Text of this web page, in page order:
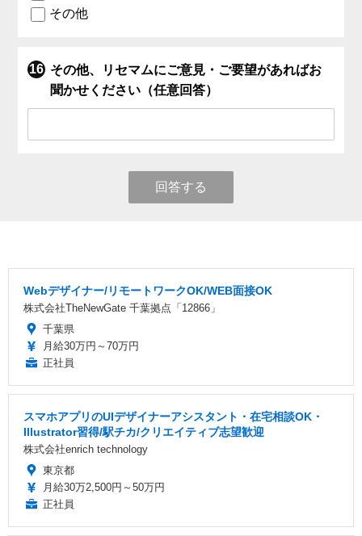
その他
その他、リセマムにご意見・ご要望があればお
聞かせください（任意回答）
回答する
Webデザイナー/リモートワークOK/WEB面接OK
株式会社TheNewGate 千葉拠点「12866」
千葉県
月給30万円～70万円
正社員
スマホアプリのUIデザイナーアシスタント・在宅相談OK・
Illustrator習得/駅チカ/クリエイティブ志望歓迎
株式会社enrich technology
東京都
月給30万2,500円～50万円
正社員